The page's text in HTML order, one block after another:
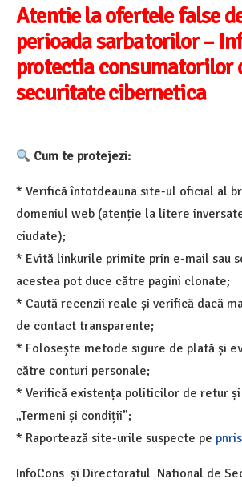
Atentie la ofertele false
perioada sarbatorilor –
protectia consumatorilor
securitate cibernetica
Cum te protejezi:
* Verifică întotdeauna site-ul oficial al
domeniul web (atenție la litere
ciudate);
* Evită linkurile primite prin e-mail sau
acestea pot duce către pagini clonate;
* Caută recenzii reale și verifică dacă
de contact transparente;
* Folosește metode sigure de plată și
către conturi personale;
* Verifică existența politicilor de retur și
„Termeni și condiții”;
* Raportează site-urile suspecte pe
InfoCons și Directoratul National de